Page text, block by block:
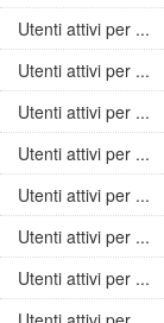
Utenti attivi per ...
Utenti attivi per ...
Utenti attivi per ...
Utenti attivi per ...
Utenti attivi per ...
Utenti attivi per ...
Utenti attivi per ...